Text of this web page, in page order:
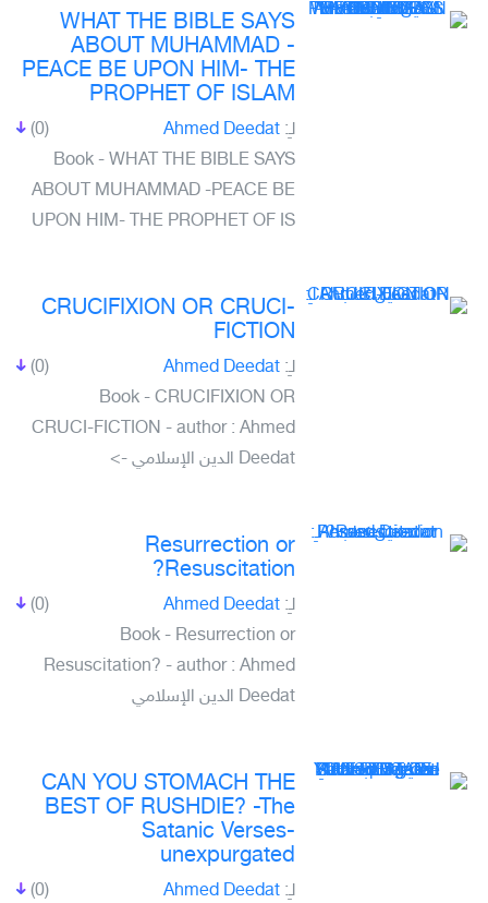
WHAT THE BIBLE SAYS
ABOUT MUHAMMAD -
PEACE BE UPON HIM- THE
PROPHET OF ISLAM
(0) لـِ: Ahmed Deedat
Book - WHAT THE BIBLE SAYS
ABOUT MUHAMMAD -PEACE BE
UPON HIM- THE PROPHET OF IS
CRUCIFIXION OR CRUCI-
FICTION
(0) لـِ: Ahmed Deedat
Book - CRUCIFIXION OR
CRUCI-FICTION - author : Ahmed
Deedat الدين الإسلامي ->
Resurrection or
Resuscitation?
(0) لـِ: Ahmed Deedat
Book - Resurrection or
Resuscitation? - author : Ahmed
Deedat الدين الإسلامي
CAN YOU STOMACH THE
BEST OF RUSHDIE? -The
Satanic Verses-
unexpurgated
(0) لـِ: Ahmed Deedat